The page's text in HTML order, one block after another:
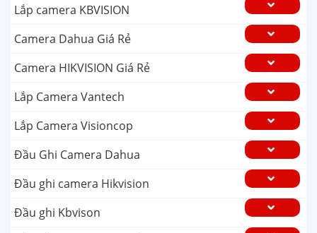
Lắp camera KBVISION
Camera Dahua Giá Rẻ
Camera HIKVISION Giá Rẻ
Lắp Camera Vantech
Lắp Camera Visioncop
Đầu Ghi Camera Dahua
Đầu ghi camera Hikvision
Đầu ghi Kbvison